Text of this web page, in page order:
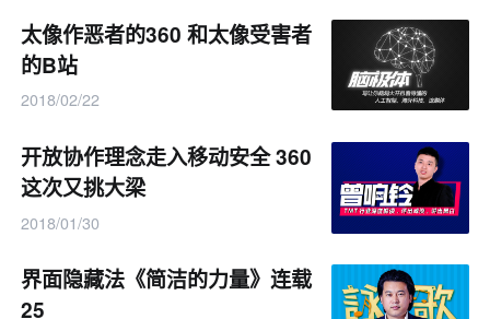
太像作恶者的360 和太像受害者
的B站
2018/02/22
开放协作理念走入移动安全 360
这次又挑大梁
2018/01/30
界面隐藏法《简洁的力量》连载
25